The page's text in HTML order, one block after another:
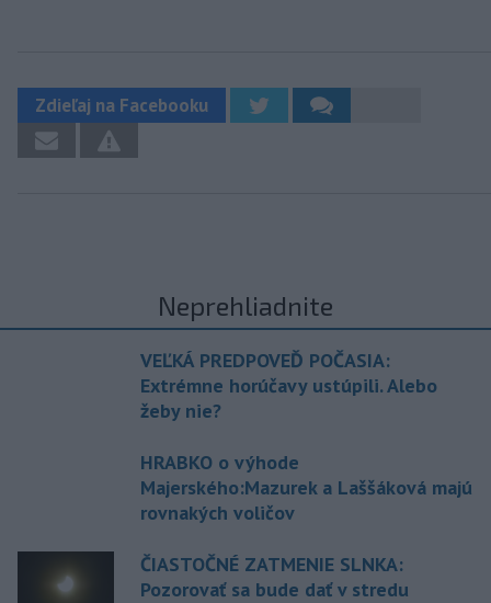
Zdieľaj na Facebooku
Neprehliadnite
VEĽKÁ PREDPOVEĎ POČASIA:
Extrémne horúčavy ustúpili. Alebo
žeby nie?
HRABKO o výhode
Majerského:Mazurek a Laššáková majú
rovnakých voličov
ČIASTOČNÉ ZATMENIE SLNKA:
Pozorovať sa bude dať v stredu